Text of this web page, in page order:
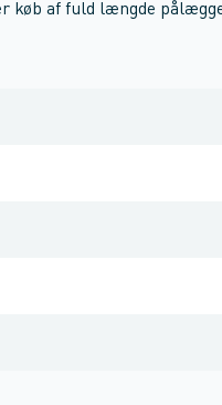
køb af fuld længde